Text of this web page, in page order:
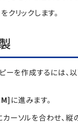
をクリックします。
ーを作成するには、
に進みます。
ーソルを合わせ、縦